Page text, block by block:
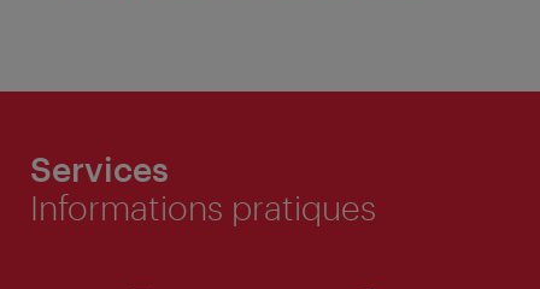
Services
Informations pratiques